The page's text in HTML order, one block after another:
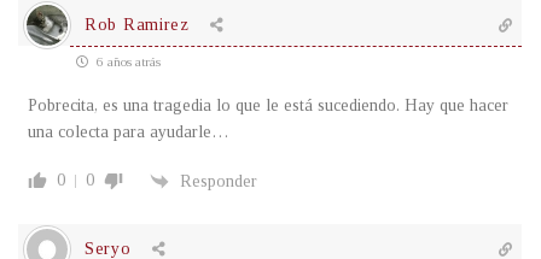
Rob Ramirez
6 años atrás
Pobrecita, es una tragedia lo que le está sucediendo. Hay que hacer
una colecta para ayudarle…
0 0 Responder
Seryo